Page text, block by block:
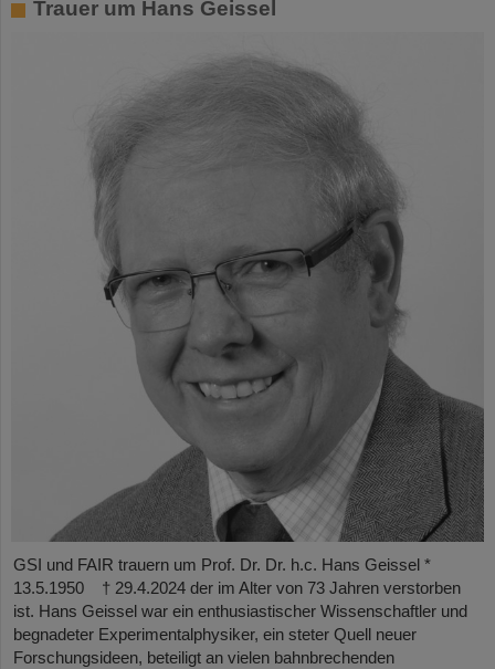
Trauer um Hans Geissel
GSI und FAIR trauern um Prof. Dr. Dr. h.c. Hans Geissel *
13.5.1950 † 29.4.2024 der im Alter von 73 Jahren verstorben
ist. Hans Geissel war ein enthusiastischer Wissenschaftler und
begnadeter Experimentalphysiker, ein steter Quell neuer
Forschungsideen, beteiligt an vielen bahnbrechenden